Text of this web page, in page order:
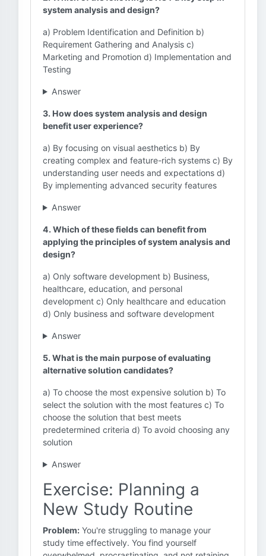
system analysis and design?
a) Problem Identification and Definition b)
Requirement Gathering and Analysis c)
Marketing and Promotion d) Implementation and
Testing
Answer
3. How does system analysis and design
benefit user experience?
a) By focusing on visual aesthetics b) By
creating complex and feature-rich systems c) By
understanding user needs and expectations d)
By implementing advanced security features
Answer
4. Which of these fields can benefit from
applying the principles of system analysis and
design?
a) Only software development b) Business,
healthcare, education, and personal
development c) Only healthcare and education
d) Only business and software development
Answer
5. What is the main purpose of evaluating
alternative solution candidates?
a) To choose the most expensive solution b) To
select the solution with the most features c) To
choose the solution that best meets
predetermined criteria d) To avoid choosing any
solution
Answer
Exercise: Planning a
New Study Routine
Problem: You're struggling to manage your
study time effectively. You find yourself